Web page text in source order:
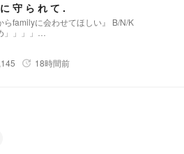
守 ら れ て .
に会わせてほしい』 B/N/K
」」」」
update 18時間前